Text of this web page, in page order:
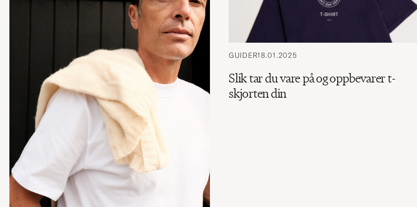
GUIDER18.01.2025
Slik tar du vare på og oppbevarer t-
skjorten din